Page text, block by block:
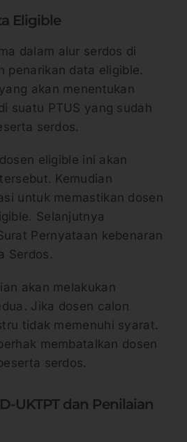
Eligible
dalam alur serdos di
penarikan data eligible.
akan menentukan
suatu PTUS yang sudah
serdos.
eligible ini akan
Kemudian
untuk memastikan dosen
Selanjutnya
Pernyataan kebenaran
Serdos.
akan melakukan
Jika dosen calon
tidak memenuhi syarat.
membatalkan dosen
serdos.
UKTPT dan Penilaian